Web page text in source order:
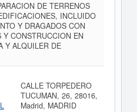
DE TERRENOS
INCLUIDO
Y DRAGADOS CON
Y CONSTRUCCION EN
Y ALQUILER DE
CALLE TORPEDERO
TUCUMAN, 26, 28016,
Madrid, MADRID